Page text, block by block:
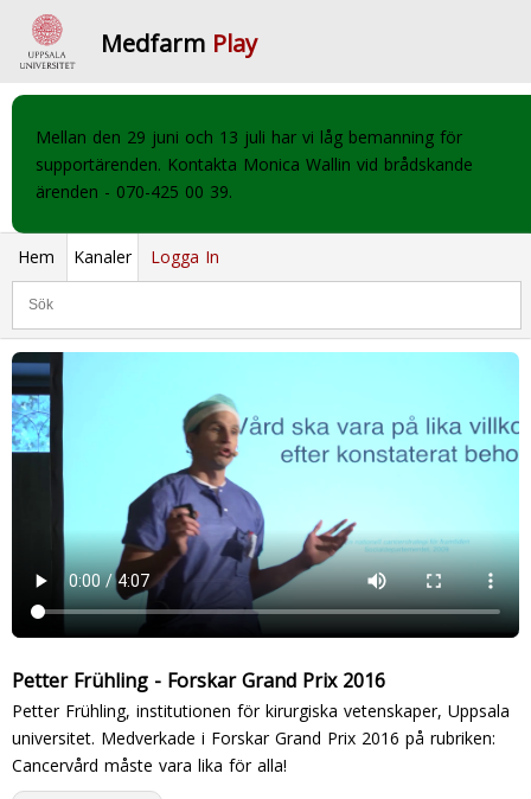
Medfarm Play
Mellan den 29 juni och 13 juli har vi låg bemanning för
supportärenden. Kontakta Monica Wallin vid brådskande
ärenden - 070-425 00 39.
Hem Kanaler Logga In
Petter Frühling - Forskar Grand Prix 2016
Petter Frühling, institutionen för kirurgiska vetenskaper, Uppsala
universitet. Medverkade i Forskar Grand Prix 2016 på rubriken:
Cancervård måste vara lika för alla!